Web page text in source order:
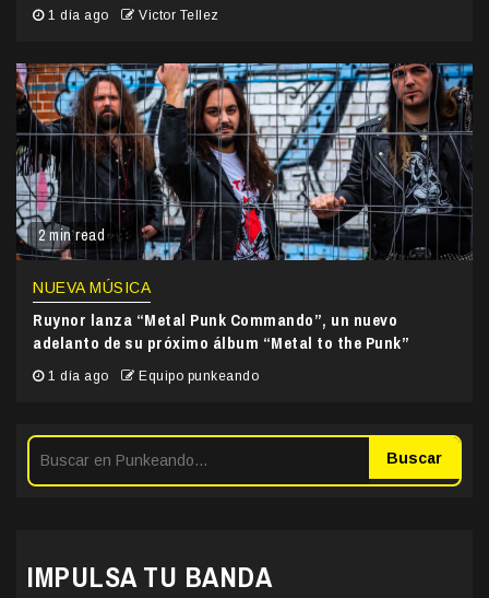
1 día ago Victor Tellez
2 min read
NUEVA MÚSICA
Ruynor lanza “Metal Punk Commando”, un nuevo
adelanto de su próximo álbum “Metal to the Punk”
1 día ago Equipo punkeando
Buscar
IMPULSA TU BANDA